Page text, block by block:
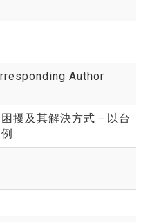
Author
擾及其解決方式－以台